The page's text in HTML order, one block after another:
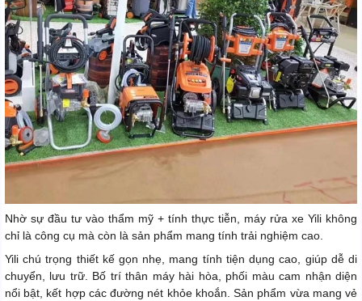
Nhờ sự đầu tư vào thẩm mỹ + tính thực tiễn, máy rửa xe Yili không
chỉ là công cụ mà còn là sản phẩm mang tính trải nghiệm cao.
Yili chú trọng thiết kế gọn nhẹ, mang tính tiện dụng cao, giúp dễ di
chuyển, lưu trữ. Bố trí thân máy hài hòa, phối màu cam nhận diện
nổi bật, kết hợp các đường nét khỏe khoắn. Sản phẩm vừa mang vẻ